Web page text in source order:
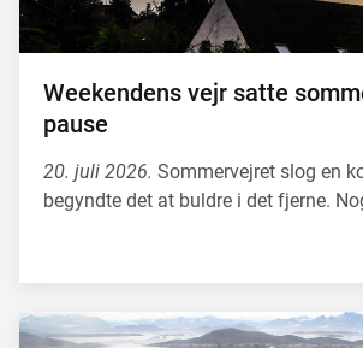
Weekendens vejr satte
pause
20. juli 2026. Sommervejret slog en
begyndte det at buldre i det fjerne.